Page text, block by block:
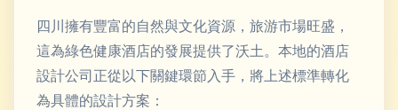
四川擁有豐富的自然與文化資源，旅游市場旺盛，
這為綠色健康酒店的發展提供了沃土。本地的酒店
設計公司正從以下關鍵環節入手，將上述標準轉化
為具體的設計方案：